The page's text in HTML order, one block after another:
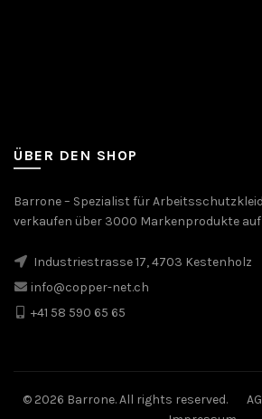
ÜBER DEN SHOP
Barrone – Spezialist für
verkaufen über 3000 Markenprodukte
Industriestrasse 17, 4703 Kestenholz
info@copper-net.ch
+41 58 590 65 65
© 2026 Barrone. All rights reserved.